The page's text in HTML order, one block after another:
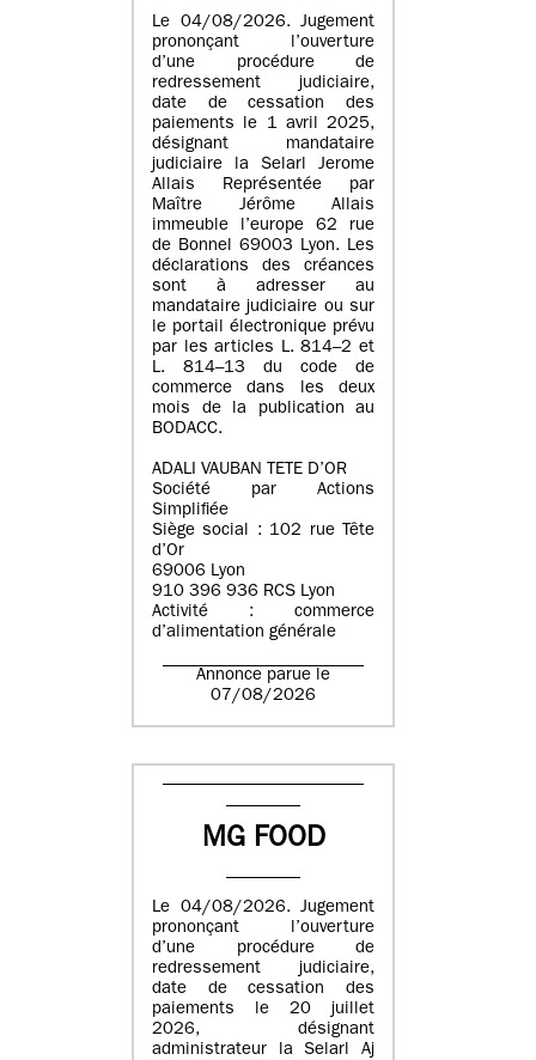
Le 04/08/2026. Jugement
prononçant l’ouverture
d’une procédure de
redressement judiciaire,
date de cessation des
paiements le 1 avril 2025,
désignant mandataire
judiciaire la Selarl Jerome
Allais Représentée par
Maître Jérôme Allais
immeuble l’europe 62 rue
de Bonnel 69003 Lyon. Les
déclarations des créances
sont à adresser au
mandataire judiciaire ou sur
le portail électronique prévu
par les articles L. 814–2 et
L. 814–13 du code de
commerce dans les deux
mois de la publication au
BODACC.
ADALI VAUBAN TETE D’OR
Société par Actions
Simplifiée
Siège social : 102 rue Tête
d’Or
69006 Lyon
910 396 936 RCS Lyon
Activité : commerce
d’alimentation générale
Annonce parue le
07/08/2026
MG FOOD
Le 04/08/2026. Jugement
prononçant l’ouverture
d’une procédure de
redressement judiciaire,
date de cessation des
paiements le 20 juillet
2026, désignant
administrateur la Selarl Aj